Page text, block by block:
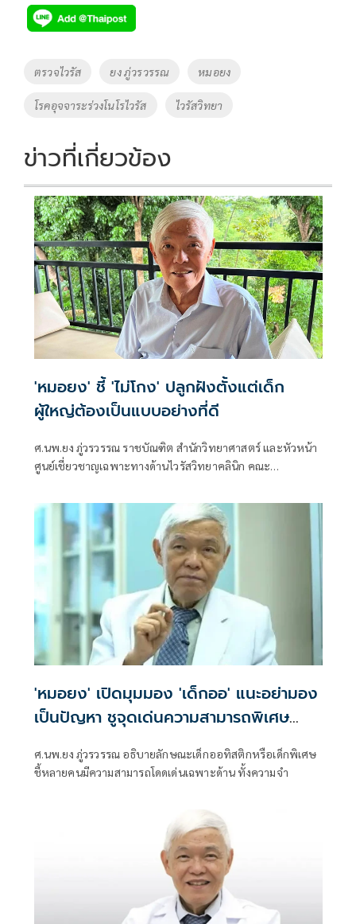
e
b
o
k
tt
er
p
y
Li
n
k
Tags
ตรวจไวรัส ยง ภู่วรวรรณ หมอยง
โรคอุจจาระร่วงโนโรไวรัส ไวรัสวิทยา
ข่าวที่เกี่ยวข้อง
'หมอยง' ชี้ 'ไม่โกง' ปลูกฝังตั้งแต่เด็ก
ผู้ใหญ่ต้องเป็นแบบอย่างที่ดี
ศ.นพ.ยง ภู่วรวรรณ ราชบัณฑิต สำนักวิทยาศาสตร์ และหัวหน้า
ศูนย์เชี่ยวชาญเฉพาะทางด้านไวรัสวิทยาคลินิก คณะ
ซบุ๊กว่า ความซื่อสัตย์ ไม่คดโกงต้องปลูกฝังตั้งแต่ยังเด็ก
'หมอยง' เปิดมุมมอง 'เด็กออ' แนะอย่ามอง
เป็นปัญหา ชูจุดเด่นความสามารถพิเศษ
ศ.นพ.ยง ภู่วรวรรณ อธิบายลักษณะเด็กออทิสติกหรือเด็กพิเศษ
ชี้หลายคนมีความสามารถโดดเด่นเฉพาะด้าน ทั้งความจำ